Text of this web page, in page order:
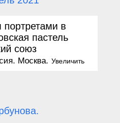
в
пастель
союз
Москва. Увеличить